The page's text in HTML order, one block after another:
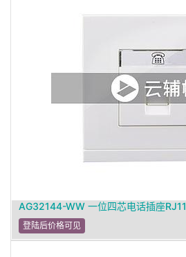
AG32144-WW 一位四芯电话插座RJ11
登陆后价格可见